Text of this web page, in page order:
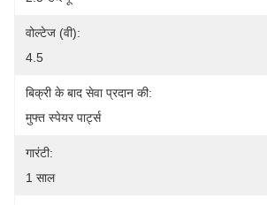
वोल्टेज (वी):
4.5
बिक्री के बाद सेवा प्रदान की:
मुफ्त स्पेयर पार्ट्स
गारंटी:
1 साल